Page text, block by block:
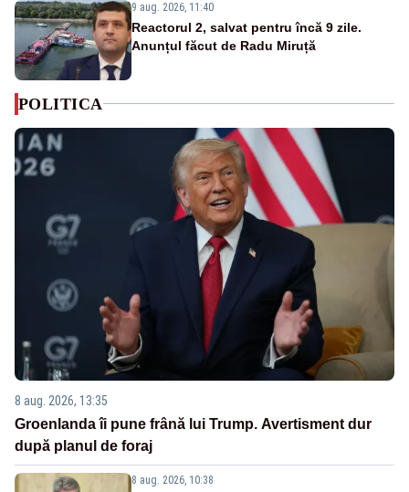
9 aug. 2026, 11:40
Reactorul 2, salvat pentru încă 9 zile.
Anunțul făcut de Radu Miruță
POLITICA
8 aug. 2026, 13:35
Groenlanda îi pune frână lui Trump. Avertisment dur
după planul de foraj
8 aug. 2026, 10:38